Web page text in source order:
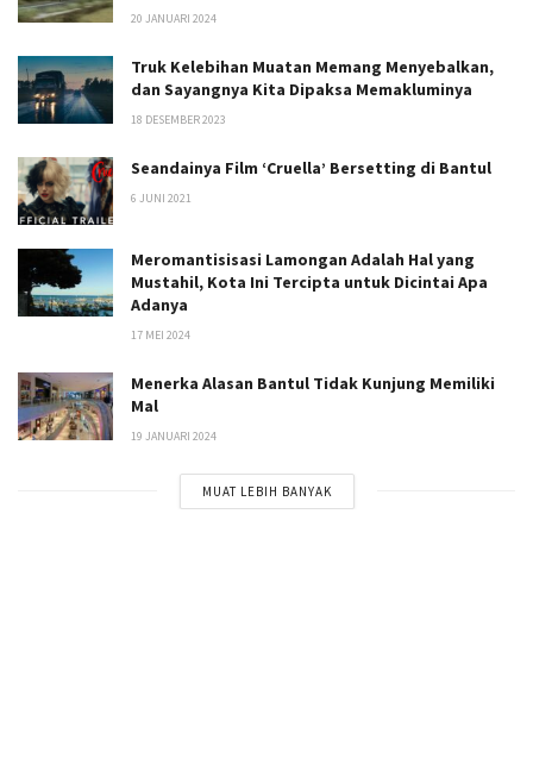
20 JANUARI 2024
Truk Kelebihan Muatan Memang Menyebalkan,
dan Sayangnya Kita Dipaksa Memakluminya
18 DESEMBER 2023
Seandainya Film ‘Cruella’ Bersetting di Bantul
6 JUNI 2021
Meromantisisasi Lamongan Adalah Hal yang
Mustahil, Kota Ini Tercipta untuk Dicintai Apa
Adanya
17 MEI 2024
Menerka Alasan Bantul Tidak Kunjung Memiliki
Mal
19 JANUARI 2024
MUAT LEBIH BANYAK